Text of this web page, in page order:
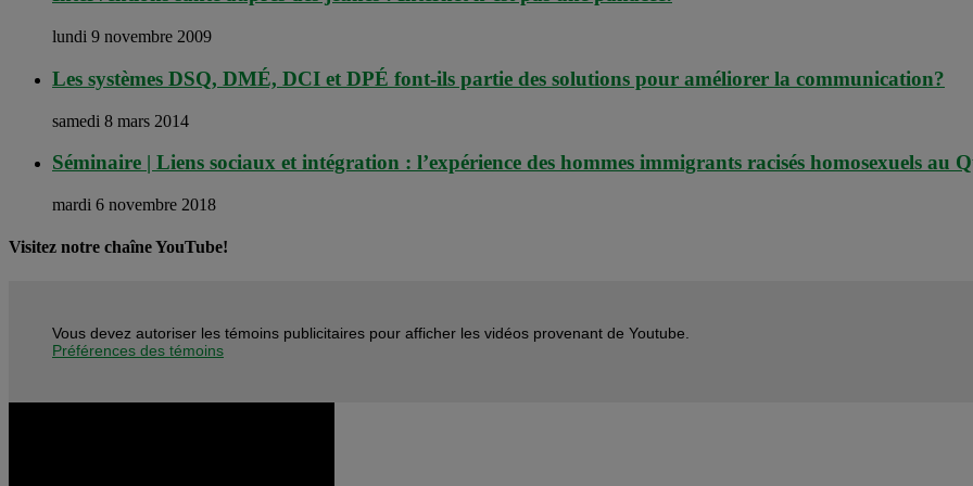
lundi 9 novembre 2009
Les systèmes DSQ, DMÉ, DCI et DPÉ font-ils partie des solutions pour améliorer la communication?
samedi 8 mars 2014
Séminaire | Liens sociaux et intégration : l’expérience des hommes immigrants racisés homosexuels au
mardi 6 novembre 2018
Visitez notre chaîne YouTube!
Vous devez autoriser les témoins publicitaires pour afficher les vidéos provenant de Youtube.
Préférences des témoins